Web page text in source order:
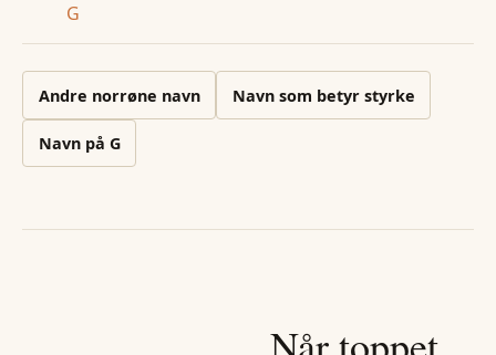
G
Andre norrøne navn Navn som betyr styrke
Navn på G